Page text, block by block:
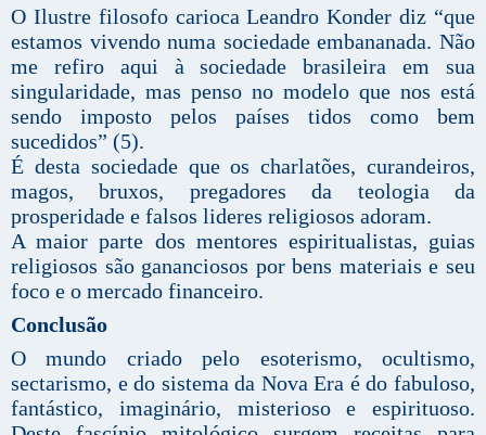
O Ilustre filosofo carioca Leandro Konder diz “que
estamos vivendo numa sociedade embananada. Não
me refiro aqui à sociedade brasileira em sua
singularidade, mas penso no modelo que nos está
sendo imposto pelos países tidos como bem
sucedidos” (5).
É desta sociedade que os charlatões, curandeiros,
magos, bruxos, pregadores da teologia da
prosperidade e falsos lideres religiosos adoram.
A maior parte dos mentores espiritualistas, guias
religiosos são gananciosos por bens materiais e seu
foco e o mercado financeiro.
Conclusão
O mundo criado pelo esoterismo, ocultismo,
sectarismo, e do sistema da Nova Era é do fabuloso,
fantástico, imaginário, misterioso e espirituoso.